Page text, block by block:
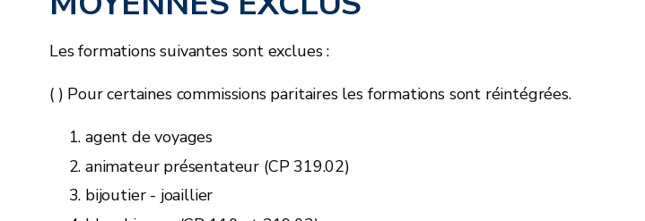
Les formations suivantes sont exclues :
( ) Pour certaines commissions paritaires les formations sont réintégrées.
agent de voyages
animateur présentateur (CP 319.02)
bijoutier - joaillier